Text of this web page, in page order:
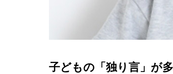
子どもの「独り言」が